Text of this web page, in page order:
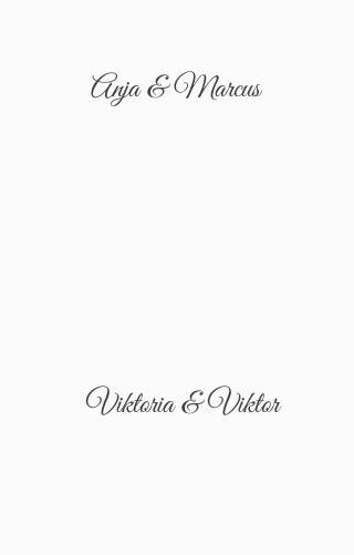
Anja & Marcus
Viktoria & Viktor